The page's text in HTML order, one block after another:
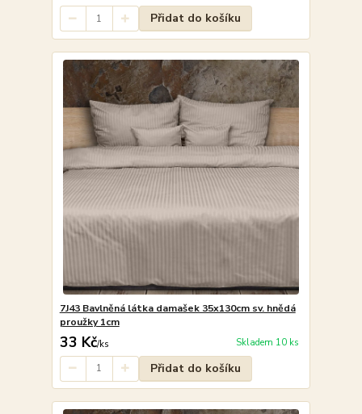
Přidat do košíku
7J43 Bavlněná látka damašek 35x130cm sv. hnědá
proužky 1cm
33 Kč/ks Skladem 10 ks
Přidat do košíku